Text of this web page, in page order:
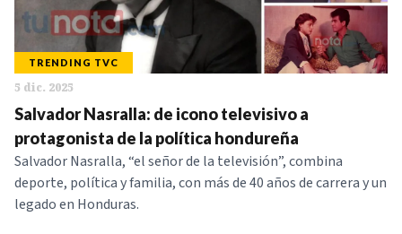
TRENDING TVC
5 dic. 2025
Salvador Nasralla: de icono televisivo a
protagonista de la política hondureña
Salvador Nasralla, “el señor de la televisión”, combina
deporte, política y familia, con más de 40 años de carrera y un
legado en Honduras.